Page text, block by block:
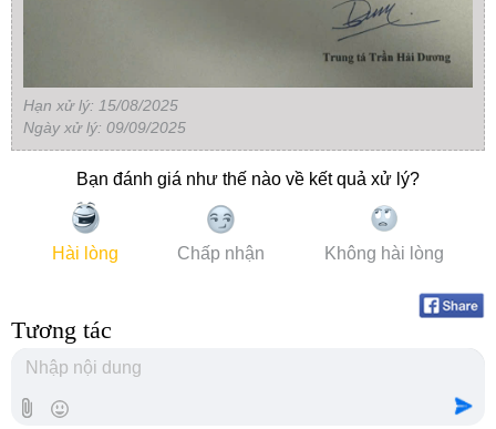
Hạn xử lý: 15/08/2025
Ngày xử lý: 09/09/2025
Bạn đánh giá như thế nào về kết quả xử lý?
Hài lòng Chấp nhận Không hài lòng
Tương tác